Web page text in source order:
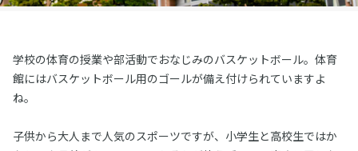
学校の体育の授業や部活動でおなじみのバスケットボール。体育
館にはバスケットボール用のゴールが備え付けられていますよ
ね。
子供から大人まで人気のスポーツですが、小学生と高校生ではか